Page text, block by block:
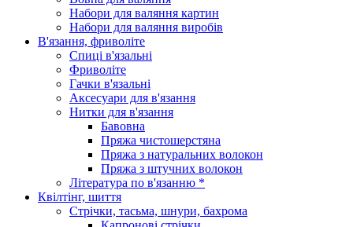
Набори для валяння картин
Набори для валяння виробів
В'язання, фриволіте
Спиці в'язальні
Фриволіте
Гачки в'язальні
Аксесуари для в'язання
Нитки для в'язання
Бавовна
Пряжа чистошерстяна
Пряжа з натуральних волокон
Пряжа з штучних волокон
Література по в'язанню *
Квілтінг, шиття
Стрічки, тасьма, шнури, бахрома